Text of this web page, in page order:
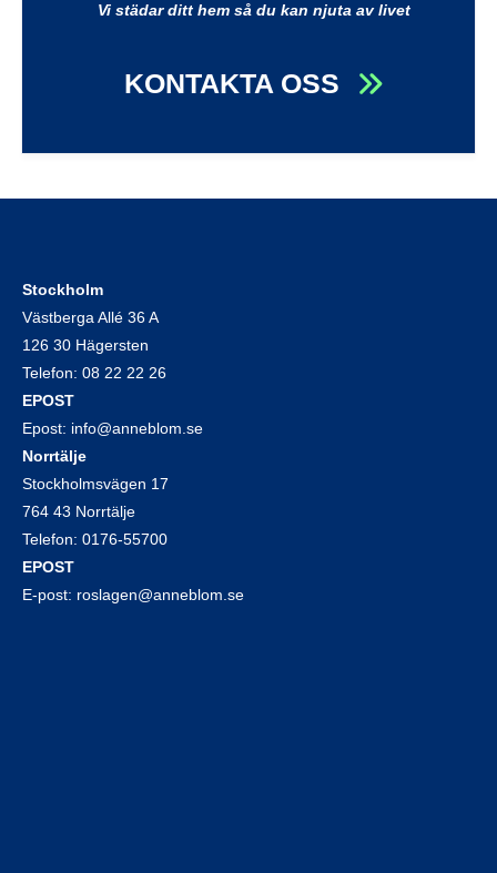
Vi städar ditt hem så du kan njuta av livet
KONTAKTA OSS
Stockholm
Västberga Allé 36 A
126 30 Hägersten
Telefon: 08 22 22 26
EPOST
Epost: info@anneblom.se
Norrtälje
Stockholmsvägen 17
764 43 Norrtälje
Telefon: 0176-55700
EPOST
E-post: roslagen@anneblom.se